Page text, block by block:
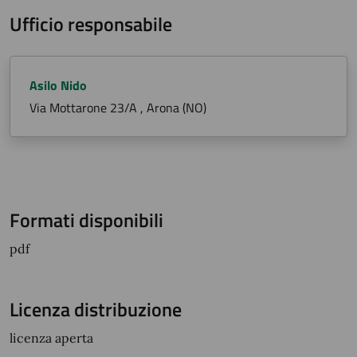
Ufficio responsabile
Asilo Nido
Via Mottarone 23/A , Arona (NO)
Formati disponibili
pdf
Licenza distribuzione
licenza aperta